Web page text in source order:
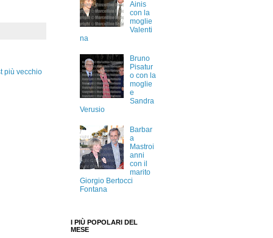
più vecchio
Ainis
con la
moglie
Valenti
na
Bruno
Pisatur
o con la
moglie
e
Sandra
Verusio
Barbar
a
Mastroi
anni
con il
marito
Giorgio Bertocci
Fontana
I PIÙ POPOLARI DEL
MESE